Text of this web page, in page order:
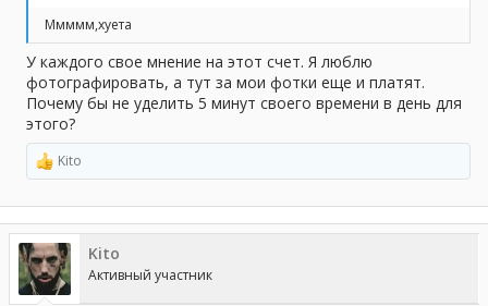
Ммммм,хуета
У каждого свое мнение на этот счет. Я люблю
фотографировать, а тут за мои фотки еще и платят.
Почему бы не уделить 5 минут своего времени в день для
этого?
Р
е
а
к
ц
и
и
:
Kito
Kito
Активный участник